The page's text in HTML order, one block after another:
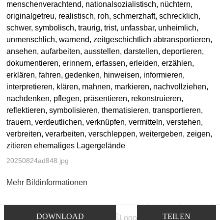
DOWNLOAD TEILEN
menschenverachtend, nationalsozialistisch, nüchtern,
originalgetreu, realistisch, roh, schmerzhaft, schrecklich,
schwer, symbolisch, traurig, trist, unfassbar, unheimlich,
unmenschlich, warnend, zeitgeschichtlich abtransportieren,
ansehen, aufarbeiten, ausstellen, darstellen, deportieren,
dokumentieren, erinnern, erfassen, erleiden, erzählen,
erklären, fahren, gedenken, hinweisen, informieren,
interpretieren, klären, mahnen, markieren, nachvollziehen,
nachdenken, pflegen, präsentieren, rekonstruieren,
reflektieren, symbolisieren, thematisieren, transportieren,
trauern, verdeutlichen, verknüpfen, vermitteln, verstehen,
verbreiten, verarbeiten, verschleppen, weitergeben, zeigen,
zitieren ehemaliges Lagergelände
20250824ad848.jpg
Mehr Bildinformationen